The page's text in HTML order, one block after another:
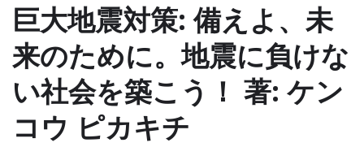
巨大地震対策: 備えよ、未
来のために。地震に負けな
い社会を築こう！ 著: ケン
コウ ピカキチ